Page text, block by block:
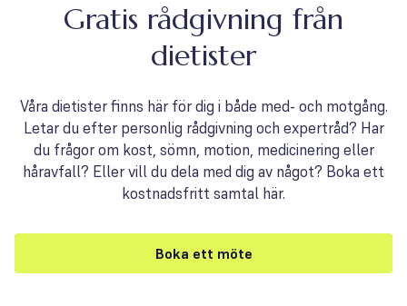
Gratis rådgivning från
dietister
Våra dietister finns här för dig i både med- och motgång.
Letar du efter personlig rådgivning och expertråd? Har
du frågor om kost, sömn, motion, medicinering eller
håravfall? Eller vill du dela med dig av något? Boka ett
kostnadsfritt samtal här.
Boka ett möte